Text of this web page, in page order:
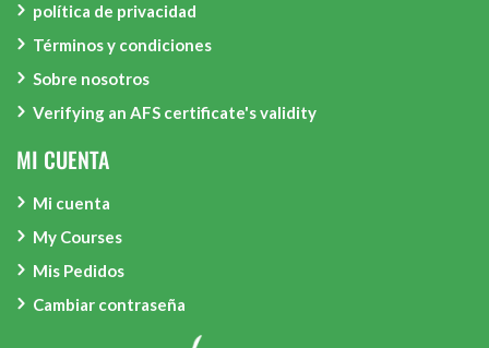
política de privacidad
Términos y condiciones
Sobre nosotros
Verifying an AFS certificate's validity
MI CUENTA
Mi cuenta
My Courses
Mis Pedidos
Cambiar contraseña